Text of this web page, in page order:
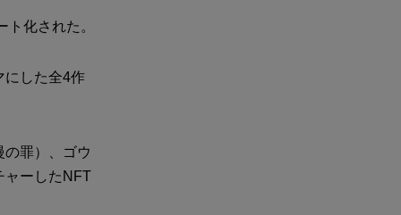
化された。
にした全4作
罪）、ゴウ
ャーしたNFT